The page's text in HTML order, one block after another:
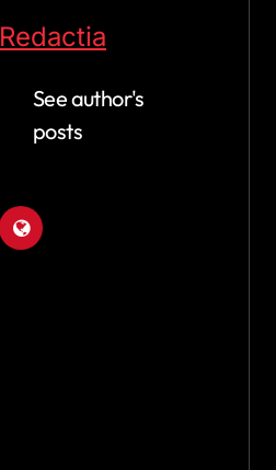
Redactia
See author's
posts